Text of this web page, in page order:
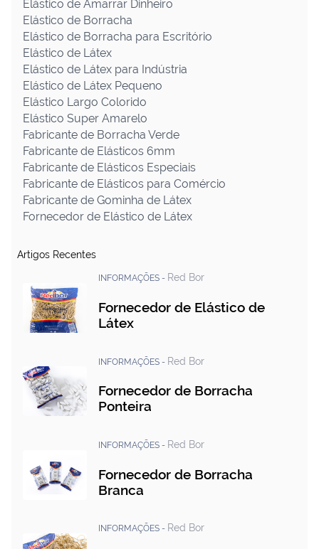
Elástico de Amarrar Dinheiro
Elástico de Borracha
Elástico de Borracha para Escritório
Elástico de Látex
Elástico de Látex para Indústria
Elástico de Látex Pequeno
Elástico Largo Colorido
Elástico Super Amarelo
Fabricante de Borracha Verde
Fabricante de Elásticos 6mm
Fabricante de Elásticos Especiais
Fabricante de Elásticos para Comércio
Fabricante de Gominha de Látex
Fornecedor de Elástico de Látex
Artigos Recentes
INFORMAÇÕES - Red Bor
Fornecedor de Elástico de
Látex
INFORMAÇÕES - Red Bor
Fornecedor de Borracha
Ponteira
INFORMAÇÕES - Red Bor
Fornecedor de Borracha
Branca
INFORMAÇÕES - Red Bor